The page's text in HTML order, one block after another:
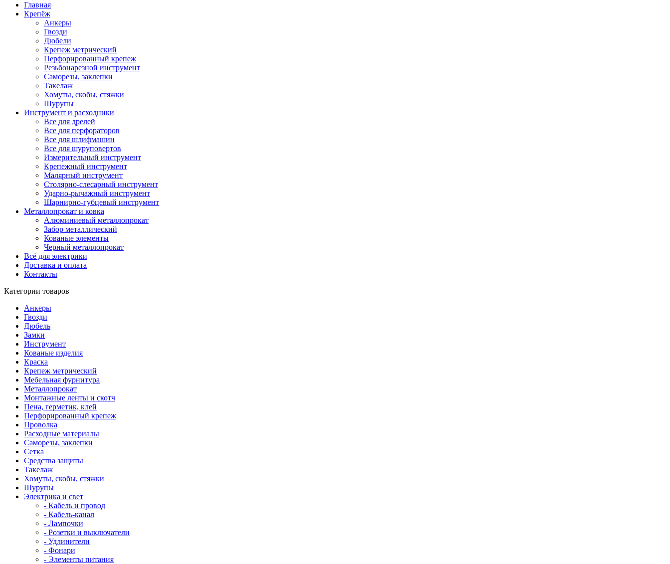
Главная
Крепёж
Анкеры
Гвозди
Дюбели
Крепеж метрический
Перфорированный крепеж
Резьбонарезной инструмент
Саморезы, заклепки
Такелаж
Хомуты, скобы, стяжки
Шурупы
Инструмент и расходники
Все для дрелей
Все для перфораторов
Все для шлифмашин
Все для шуруповертов
Измерительный инструмент
Крепежный инструмент
Малярный инструмент
Столярно-слесарный инструмент
Ударно-рычажный инструмент
Шарнирно-губцевый инструмент
Металлопрокат и ковка
Алюминиевый металлопрокат
Забор металлический
Кованые элементы
Черный металлопрокат
Всё для электрики
Доставка и оплата
Контакты
Категории товаров
Анкеры
Гвозди
Дюбель
Замки
Инструмент
Кованые изделия
Краска
Крепеж метрический
Мебельная фурнитура
Металлопрокат
Монтажные ленты и скотч
Пена, герметик, клей
Перфорированный крепеж
Проволка
Расходные материалы
Саморезы, заклепки
Сетка
Средства защиты
Такелаж
Хомуты, скобы, стяжки
Шурупы
Электрика и свет
- Кабель и провод
- Кабель-канал
- Лампочки
- Розетки и выключатели
- Удлинители
- Фонари
- Элементы питания